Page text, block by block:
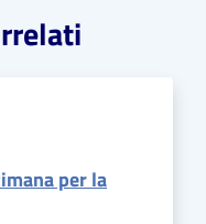
per la